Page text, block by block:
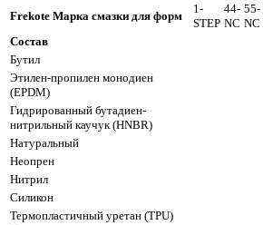
Frekote Марка смазки для форм
1-
STEP
44-
NC
55-
NC
Состав
Бутил
Этилен-пропилен монодиен
(EPDM)
Гидрированный бутадиен-
нитрильный каучук (HNBR)
Натуральный
Неопрен
Нитрил
Силикон
Термопластичный уретан (TPU)